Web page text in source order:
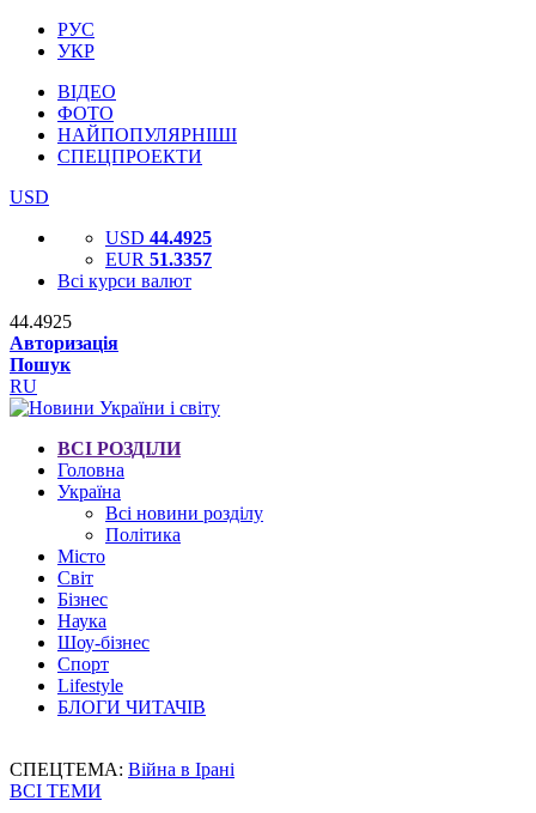
РУС
УКР
ВІДЕО
ФОТО
НАЙПОПУЛЯРНІШІ
СПЕЦПРОЕКТИ
USD
USD 44.4925
EUR 51.3357
Всі курси валют
44.4925
Авторизація
Пошук
RU
ВСІ РОЗДІЛИ
Головна
Україна
Всі новини розділу
Політика
Місто
Світ
Бізнес
Наука
Шоу-бізнес
Спорт
Lifestyle
БЛОГИ ЧИТАЧІВ
СПЕЦТЕМА: Війна в Ірані
ВСІ ТЕМИ